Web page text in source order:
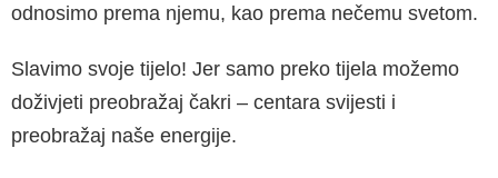
odnosimo prema njemu, kao prema nečemu svetom.
Slavimo svoje tijelo! Jer samo preko tijela možemo
doživjeti preobražaj čakri – centara svijesti i
preobražaj naše energije.